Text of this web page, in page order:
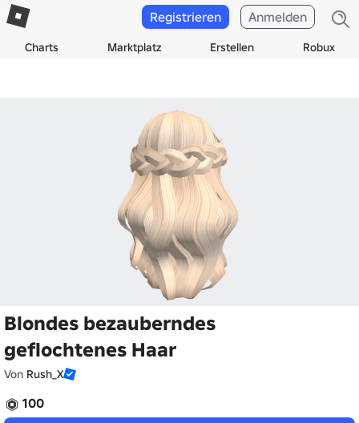
Charts Marktplatz Erstellen Robux
Registrieren Anmelden
Blondes bezauberndes
geflochtenes Haar
Von Rush_X
100